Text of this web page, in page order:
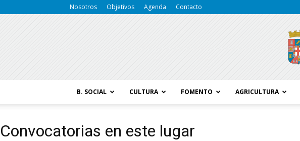
Nosotros Objetivos Agenda Contacto
B. SOCIAL CULTURA FOMENTO AGRICULTURA
Convocatorias en este lugar